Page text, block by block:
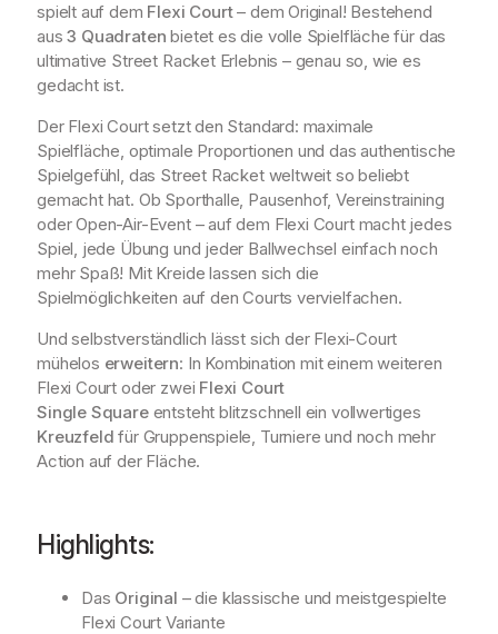
spielt auf dem Flexi Court– dem Original! Bestehend
aus3 Quadraten bietet es die volle Spielfläche für das
ultimative Street Racket Erlebnis – genau so, wie es
gedacht ist.
Der Flexi Court setzt den Standard: maximale
Spielfläche, optimale Proportionen und das authentische
Spielgefühl, das Street Racket weltweit so beliebt
gemacht hat. Ob Sporthalle, Pausenhof, Vereinstraining
oder Open-Air-Event – auf dem Flexi Court macht jedes
Spiel, jede Übung und jeder Ballwechsel einfach noch
mehr Spaß! Mit Kreide lassen sich die
Spielmöglichkeiten auf den Courts vervielfachen.
Und selbstverständlich lässt sich der Flexi-Court
mühelos erweitern: In Kombination mit einem weiteren
Flexi Court oder zwei Flexi Court
Single Squareentsteht blitzschnell ein vollwertiges
Kreuzfeld für Gruppenspiele, Turniere und noch mehr
Action auf der Fläche.
Highlights:
Das Original – die klassische und meistgespielte
Flexi Court Variante